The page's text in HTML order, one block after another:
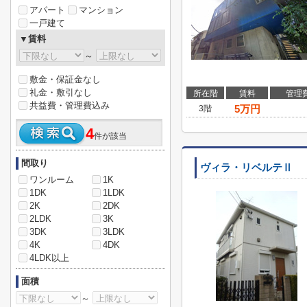
所在階 賃料
管理
3階
5万円
ヴィラ・リベルテⅡ
アパート
マンション
一戸建て
▼賃料
～
敷金・保証金なし
礼金・敷引なし
共益費・管理費込み
4件が該当
間取り
ワンルーム
1K
1DK
1LDK
2K
2DK
2LDK
3K
3DK
3LDK
4K
4DK
4LDK以上
面積
～